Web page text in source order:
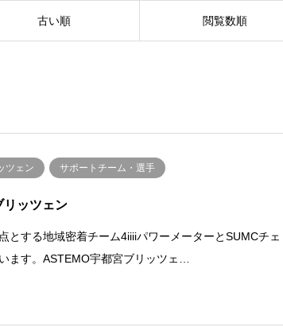
古い順 閲覧数順
ツェン サポートチーム・選手
リッツェン
とする地域密着チーム4iiiiパワーメーターとSUMCチェ
ます。ASTEMO宇都宮ブリッツェ…